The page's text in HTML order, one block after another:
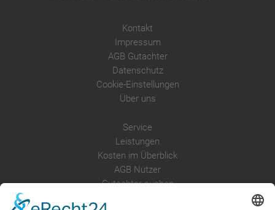
Kontakt
Impressum
AGB Gutachter
Datenschutz
Cookie-Einstellungen
Über uns
Service
Leistungen
Kosten im Überblick
AGB Nutzer
Gutachter suchen